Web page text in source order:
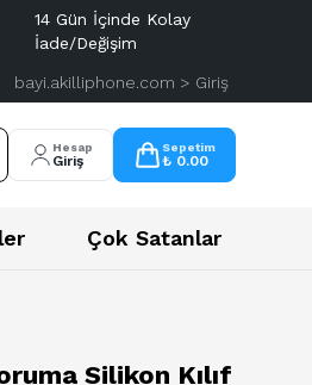
14 Gün İçinde Kolay
İade/Değişim
bayi.akilliphone.com > Giriş
Hesap
Giriş
Sepetim
₺ 0.00
Çok Satanlar
Silikon Kılıf